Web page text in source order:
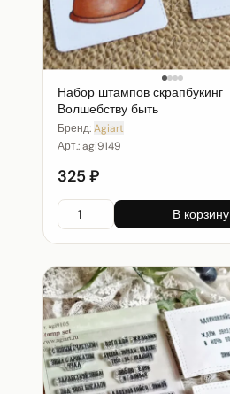
Набор штампов скрапбукинг
Волшебству быть
Бренд:Agiart
Арт.:agi9149
325 ₽
В корзину